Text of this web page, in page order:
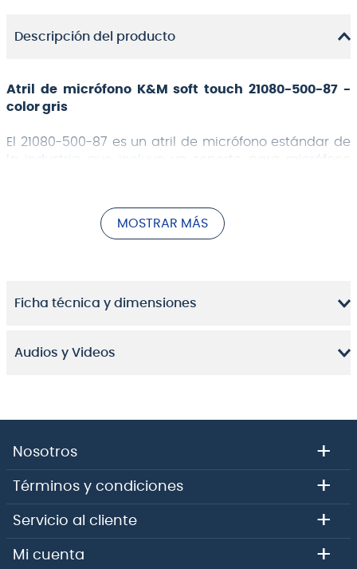
Descripción del producto
Atril de micrófono K&M soft touch 21080-500-87 -
color gris
El 21080-500-87 es un atril de micrófono estándar de
la industria que incluye un soporte para micrófono
Su base es plegable para facilitar el transporte y sus
largas patas aseguran mayor estabilidad.
MOSTRAR MÁS
Ficha técnica y dimensiones
Audios y Videos
Nosotros +
Términos y condiciones +
Servicio al cliente +
Mi cuenta +